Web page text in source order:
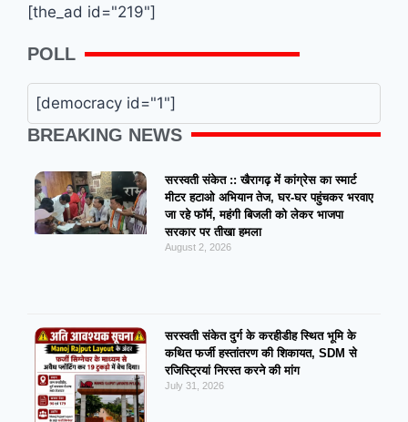
[the_ad id="219"]
POLL
[democracy id="1"]
BREAKING NEWS
सरस्वती संकेत :: खैरागढ़ में कांग्रेस का स्मार्ट
मीटर हटाओ अभियान तेज, घर-घर पहुंचकर भरवाए
जा रहे फॉर्म, महंगी बिजली को लेकर भाजपा
सरकार पर तीखा हमला
August 2, 2026
सरस्वती संकेत दुर्ग के करहीडीह स्थित भूमि के
कथित फर्जी हस्तांतरण की शिकायत, SDM से
रजिस्ट्रियां निरस्त करने की मांग
July 31, 2026